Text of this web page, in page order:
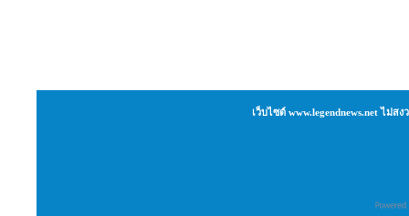
เว็บไซต์ www.legendnews.net ไม่